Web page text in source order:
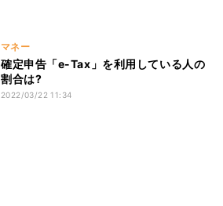
マネー
確定申告「e-Tax」を利用している人の
割合は?
2022/03/22 11:34